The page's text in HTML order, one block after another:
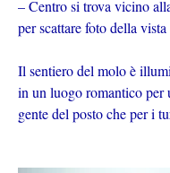
– Centro si trova vicino
per scattare foto della
Il sentiero del molo è
in un luogo romantico per
gente del posto che per i